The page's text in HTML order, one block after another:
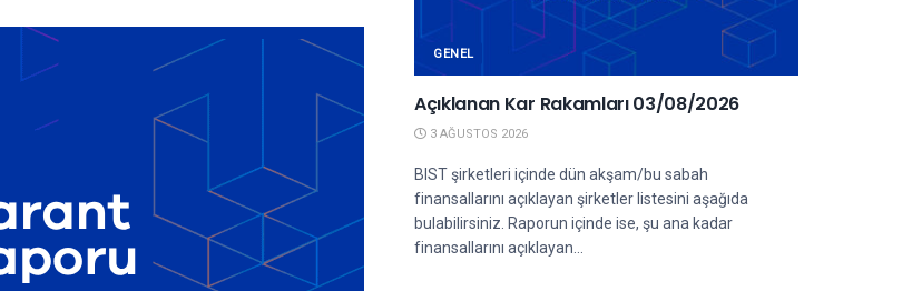
GENEL
Açıklanan Kar Rakamları 03/08/2026
3 AĞUSTOS 2026
BIST şirketleri içinde dün akşam/bu sabah
finansallarını açıklayan şirketler listesini aşağıda
bulabilirsiniz. Raporun içinde ise, şu ana kadar
finansallarını açıklayan...